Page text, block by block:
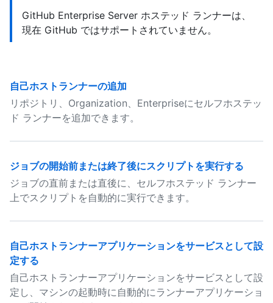
GitHub Enterprise Server ホステッド ランナーは、
現在 GitHub ではサポートされていません。
自己ホストランナーの追加
リポジトリ、Organization、Enterpriseにセルフホステッ
ド ランナーを追加できます。
ジョブの開始前または終了後にスクリプトを実行する
ジョブの直前または直後に、セルフホステッド ランナー
上でスクリプトを自動的に実行できます。
自己ホストランナーアプリケーションをサービスとして設
定する
自己ホストランナーアプリケーションをサービスとして設
定し、マシンの起動時に自動的にランナーアプリケーショ